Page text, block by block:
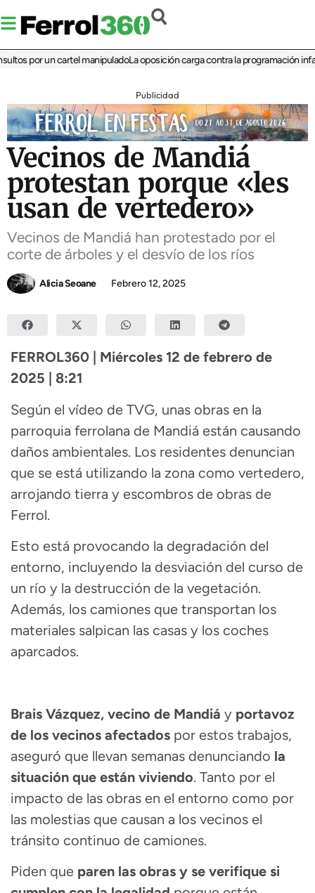
por un cartel manipuladoLa oposición carga contra la programación infantil
Publicidad
Vecinos de Mandiá
protestan porque «les
usan de vertedero»
Vecinos de Mandiá han protestado por el
corte de árboles y el desvío de los ríos
Alicia Seoane Febrero 12, 2025
FERROL360 | Miércoles 12 de febrero de
2025 | 8:21
Según el vídeo de TVG, unas obras en la
parroquia ferrolana de Mandiá están causando
daños ambientales. Los residentes denuncian
que se está utilizando la zona como vertedero,
arrojando tierra y escombros de obras de
Ferrol.
Esto está provocando la degradación del
entorno, incluyendo la desviación del curso de
un río y la destrucción de la vegetación.
Además, los camiones que transportan los
materiales salpican las casas y los coches
aparcados.
Brais Vázquez, vecino de Mandiá y portavoz
de los vecinos afectados por estos trabajos,
aseguró que llevan semanas denunciando la
situación que están viviendo. Tanto por el
impacto de las obras en el entorno como por
las molestias que causan a los vecinos el
tránsito continuo de camiones.
Piden que paren las obras y se verifique si